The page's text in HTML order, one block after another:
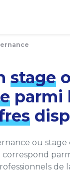
stage
parmi
ou stage
de
cookies